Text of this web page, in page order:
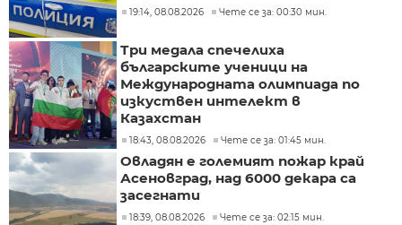
19:14, 08.08.2026 Чете се за: 00:30 мин.
Три медала спечелиха
българските ученици на
Международната олимпиада по
изкуствен интелект в
Казахстан
18:43, 08.08.2026 Чете се за: 01:45 мин.
Овладян е големият пожар край
Асеновград, над 6000 декара са
засегнати
18:39, 08.08.2026 Чете се за: 02:15 мин.